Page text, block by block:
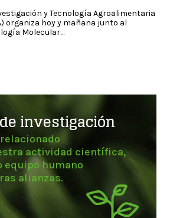
y Tecnología Agroalimentaria
organiza hoy y mañana junto al
Molecular…
investigación
actividad científica,
equipo humano
alianzas.